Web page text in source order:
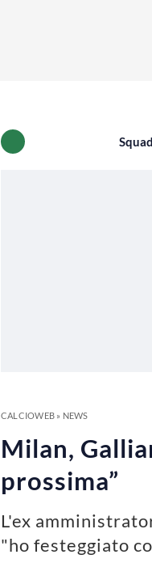
CALCIOWEB» NEWS
Milan,
prossima”
L'ex
"ho festeggiato